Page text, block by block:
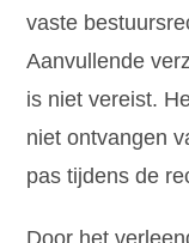
vaste
Aanvullende
is niet vereist.
niet ontvangen
pas tijdens de